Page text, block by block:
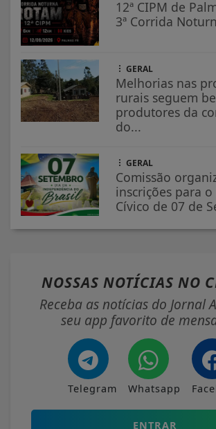
12ª CIPM de
3ª Corrida
GERAL
Melhorias nas
rurais seguem
produtores da
do...
GERAL
Comissão
inscrições para
Cívico de 07 de
NOSSAS NOTÍCIAS NO
Receba as notícias do Jornal
seu app favorito de
Telegram Whatsapp
ENTRAR